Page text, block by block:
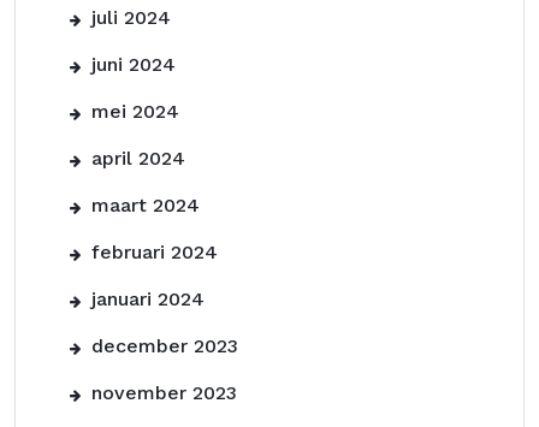
juli 2024
juni 2024
mei 2024
april 2024
maart 2024
februari 2024
januari 2024
december 2023
november 2023